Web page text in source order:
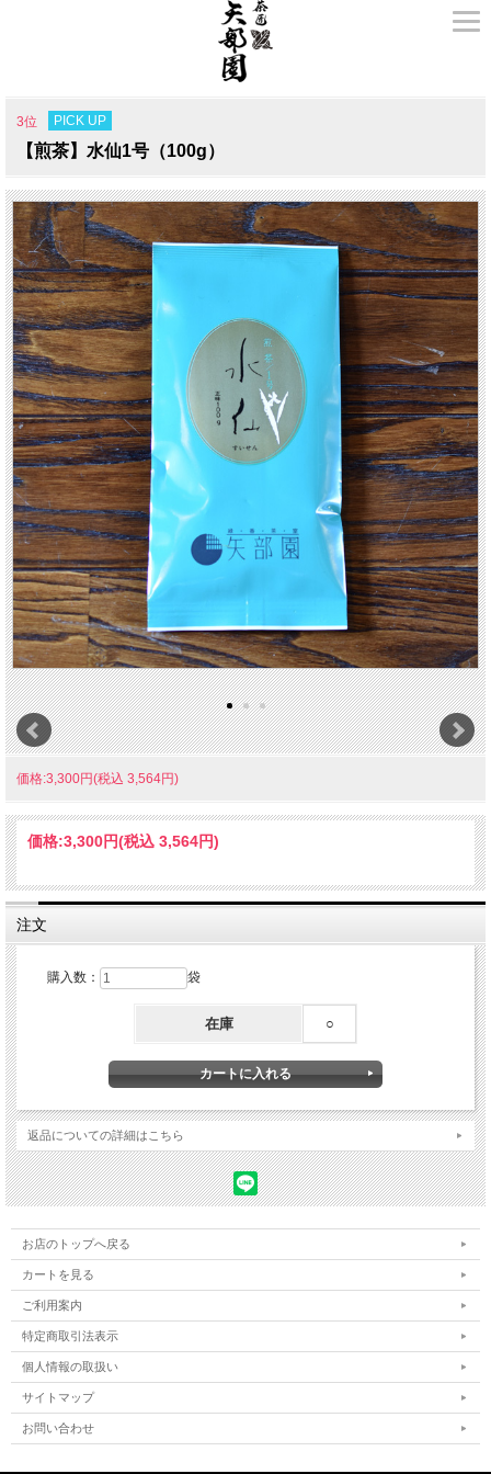
3位 PICK UP
【煎茶】水仙1号（100g）
価格:3,300円(税込 3,564円)
価格:3,300円(税込 3,564円)
注文
購入数： 袋
在庫 ○
返品についての詳細はこちら
お店のトップへ戻る
カートを見る
ご利用案内
特定商取引法表示
個人情報の取扱い
サイトマップ
お問い合わせ